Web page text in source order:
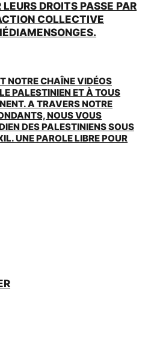
LEURS DROITS PASSE PAR
COLLECTIVE
NOTRE CHAÎNE VIDÉOS
PALESTINIEN ET À TOUS
A TRAVERS NOTRE
NOUS VOUS
DES PALESTINIENS SOUS
UNE PAROLE LIBRE POUR